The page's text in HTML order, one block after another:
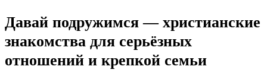
Давай подружимся — христианские
знакомства для серьёзных
отношений и крепкой семьи